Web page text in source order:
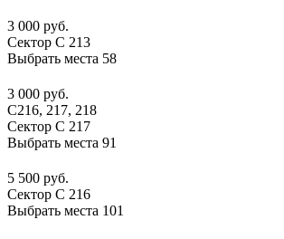
3 000 руб.
Сектор C 213
Выбрать места 58
3 000 руб.
С216, 217, 218
Сектор C 217
Выбрать места 91
5 500 руб.
Сектор C 216
Выбрать места 101